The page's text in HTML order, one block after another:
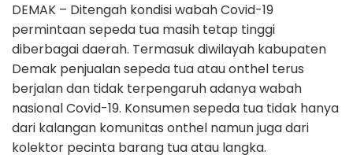
DEMAK – Ditengah kondisi wabah Covid-19
permintaan sepeda tua masih tetap tinggi
diberbagai daerah. Termasuk diwilayah kabupaten
Demak penjualan sepeda tua atau onthel terus
berjalan dan tidak terpengaruh adanya wabah
nasional Covid-19. Konsumen sepeda tua tidak hanya
dari kalangan komunitas onthel namun juga dari
kolektor pecinta barang tua atau langka.